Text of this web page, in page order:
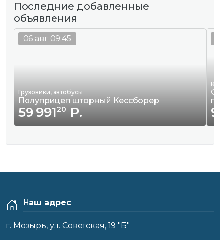
Последние добавленные
объявления
Грузовики, автобусы
Полуприцеп шторный Кессборер
59 99120Р.
06 авг 09:45
Наш адрес
г. Мозырь, ул. Советская, 19 "Б"